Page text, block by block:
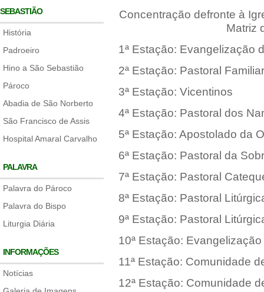
SEBASTIÃO
História
Padroeiro
Hino a São Sebastião
Pároco
Abadia de São Norberto
São Francisco de Assis
Hospital Amaral Carvalho
PALAVRA
Palavra do Pároco
Palavra do Bispo
Liturgia Diária
INFORMAÇÕES
Notícias
Concentração defronte à
Matriz
1ª Estação: Evangelização
2ª Estação: Pastoral Familiar
3ª Estação: Vicentinos
4ª Estação: Pastoral dos
5ª Estação: Apostolado da
6ª Estação: Pastoral da
7ª Estação: Pastoral
8ª Estação: Pastoral
9ª Estação: Pastoral
10ª Estação:
11ª Estação: Comunidade
12ª Estação: Comunidade